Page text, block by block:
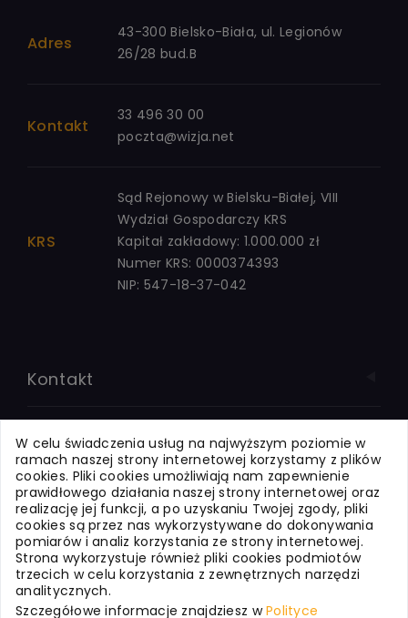
W celu świadczenia usług na najwyższym poziomie w
ramach naszej strony internetowej korzystamy z plików
cookies. Pliki cookies umożliwiają nam zapewnienie
prawidłowego działania naszej strony internetowej oraz
realizację jej funkcji, a po uzyskaniu Twojej zgody, pliki
cookies są przez nas wykorzystywane do dokonywania
pomiarów i analiz korzystania ze strony internetowej.
Strona wykorzystuje również pliki cookies podmiotów
trzecich w celu korzystania z zewnętrznych narzędzi
analitycznych.
Szczegółowe informacje znajdziesz wPolityce
Adres
43-300 Bielsko-Biała, ul. Legionów
26/28 bud.B
Kontakt
33 496 30 00
poczta@wizja.net
KRS
Sąd Rejonowy w Bielsku-Białej, VIII
Wydział Gospodarczy KRS
Kapitał zakładowy: 1.000.000 zł
Numer KRS: 0000374393
NIP: 547-18-37-042
Kontakt
Systemy dla Firm
Systemy dla Oświaty
Usługi internetowe
WizjaNet - o nas